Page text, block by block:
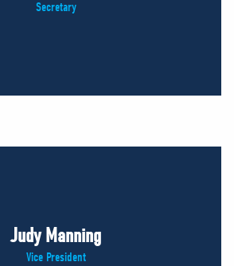
Secretary
Judy Manning
Vice President